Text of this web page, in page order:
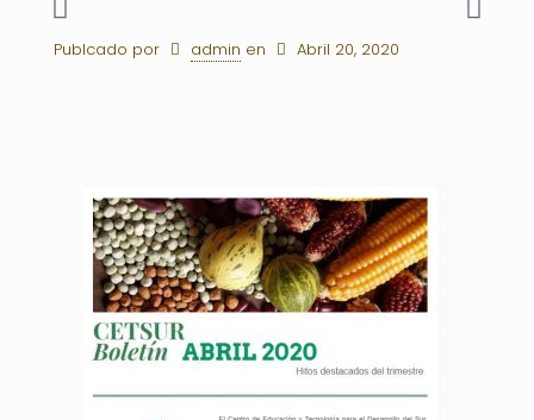
Publcado por admin en Abril 20, 2020